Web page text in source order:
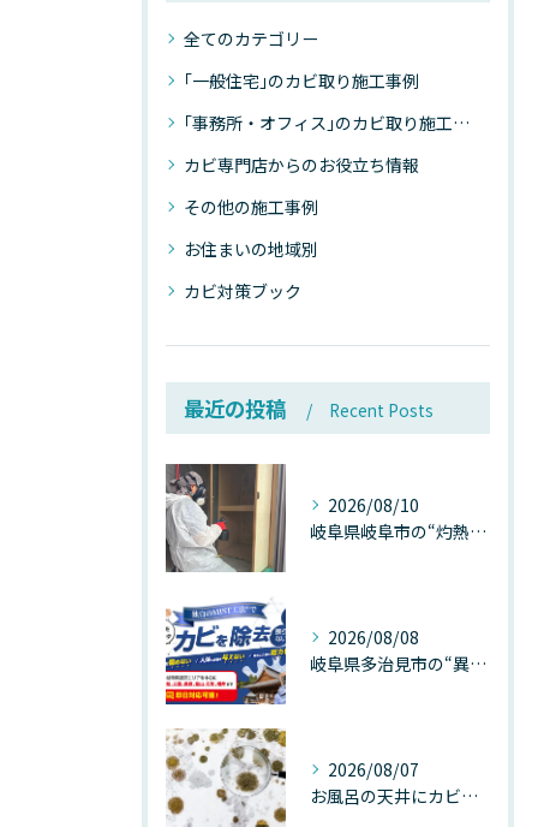
全てのカテゴリー
｢一般住宅｣のカビ取り施工事例
｢事務所・オフィス｣のカビ取り施工事例
カビ専門店からのお役立ち情報
その他の施工事例
お住まいの地域別
カビ対策ブック
最近の投稿 Recent Posts
2026/08/10
岐阜県岐阜市の“灼熱気温”が建物内部を崩壊させる──深層カビが静かに家を蝕む温度差ショックの真実
2026/08/08
岐阜県多治見市の“異常な高温”が建物内部を破壊する──深層カビが急増する危険な温度差の正体
2026/08/07
お風呂の天井にカビが生えたら要注意！2026年8月の猛暑・高湿度で急増する浴室カビの原因と正しい対策